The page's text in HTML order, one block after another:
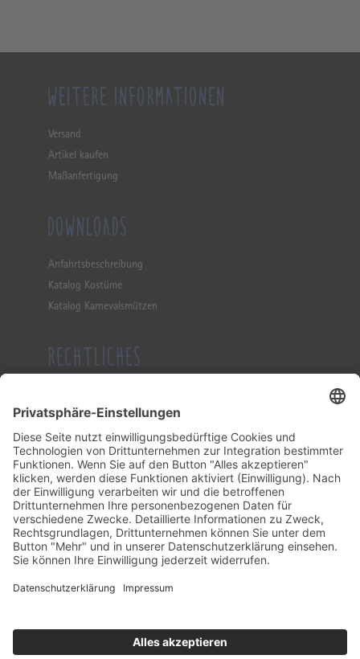
WEITERE INFORMATIONEN
Versand
Artikel kaufen
Maßanfertigung
DOWNLOADS
Anfahrtsbeschreibung
Katalog Kostüme
Katalog Karnevalsmützen
RECHTLICHES
Datenschutzerklärung
Allgemeine Geschäftsbedingung
KONTAKT
Tel.: (0 23 82) 21 51
Fax: (0 23 82) 13 20
Mail: info@schwienhorst-meier.de
Instagram: gibstoff
Öffnungszeiten
09.00 – 12.00 Uhr